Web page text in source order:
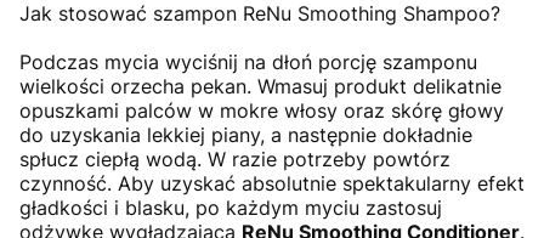
Jak stosować szampon ReNu Smoothing Shampoo?
Podczas mycia wyciśnij na dłoń porcję szamponu
wielkości orzecha pekan. Wmasuj produkt delikatnie
opuszkami palców w mokre włosy oraz skórę głowy
do uzyskania lekkiej piany, a następnie dokładnie
spłucz ciepłą wodą. W razie potrzeby powtórz
czynność. Aby uzyskać absolutnie spektakularny efekt
gładkości i blasku, po każdym myciu zastosuj
odżywkę wygładzającą ReNu Smoothing Conditioner.